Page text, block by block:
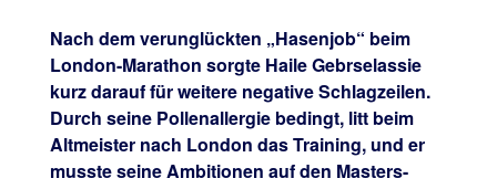
Nach dem verunglückten „Hasenjob“ beim
London-Marathon sorgte Haile Gebrselassie
kurz darauf für weitere negative Schlagzeilen.
Durch seine Pollenallergie bedingt, litt beim
Altmeister nach London das Training, und er
musste seine Ambitionen auf den Masters-